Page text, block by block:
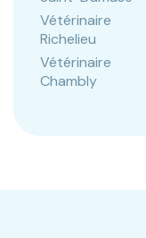
Vétérinaire
Richelieu
Vétérinaire
Chambly